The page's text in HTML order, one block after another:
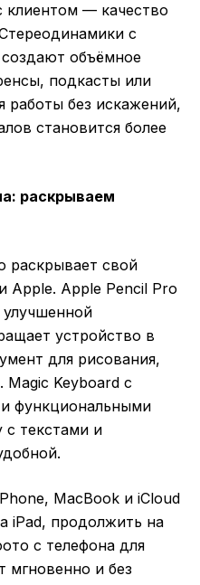
клиентом — качество
с
объёмное
подкасты или
без искажений,
становится более
раскрываем
раскрывает свой
Apple. Apple Pencil Pro
устройство в
для рисования,
Magic Keyboard с
функциональными
с текстами и
MacBook и iCloud
iPad, продолжить на
с телефона для
мгновенно и без